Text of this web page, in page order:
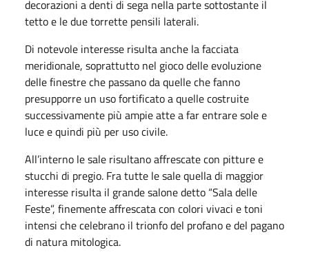
decorazioni a denti di sega nella parte sottostante il
tetto e le due torrette pensili laterali.
Di notevole interesse risulta anche la facciata
meridionale, soprattutto nel gioco delle evoluzione
delle finestre che passano da quelle che fanno
presupporre un uso fortificato a quelle costruite
successivamente più ampie atte a far entrare sole e
luce e quindi più per uso civile.
All’interno le sale risultano affrescate con pitture e
stucchi di pregio. Fra tutte le sale quella di maggior
interesse risulta il grande salone detto “Sala delle
Feste”, finemente affrescata con colori vivaci e toni
intensi che celebrano il trionfo del profano e del pagano
di natura mitologica.